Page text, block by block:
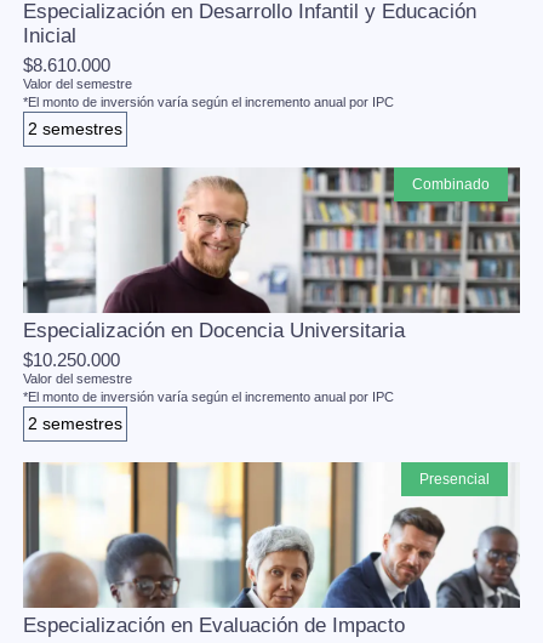
Especialización en Desarrollo Infantil y Educación
Inicial
$8.610.000
Valor del semestre
*El monto de inversión varía según el incremento anual por IPC
2 semestres
combinado
Especialización en Docencia Universitaria
$10.250.000
Valor del semestre
*El monto de inversión varía según el incremento anual por IPC
2 semestres
presencial
Especialización en Evaluación de Impacto